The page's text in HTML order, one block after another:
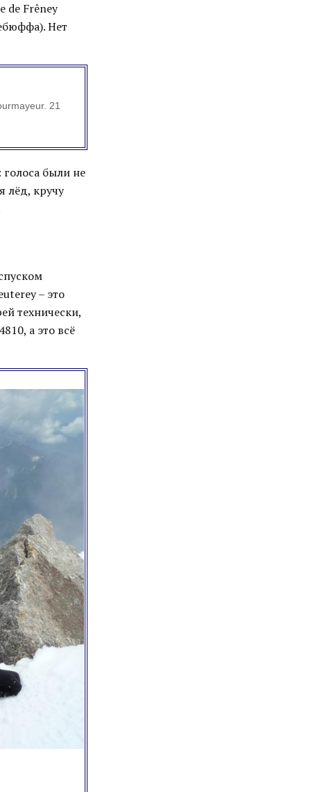
de Frêney
Нет
21
были не
лёд, кручу
– это
технически,
а это всё